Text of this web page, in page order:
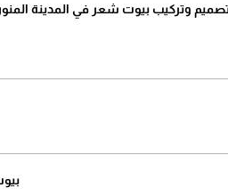
وتركيب بيوت شعر في المدينة